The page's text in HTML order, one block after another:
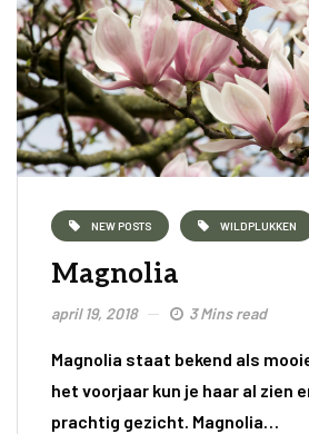
NEW POSTS WILDPLUKKEN
Magnolia
april 19, 2018 3 Mins read
Magnolia staat bekend als
het voorjaar kun je haar al zien
prachtig gezicht. Magnolia…